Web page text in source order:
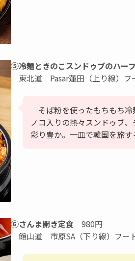
⑤冷麺ときのこスンドゥブのハー
東北道 Pasar蓮田（上り線）フ
そば粉を使ったもちもち冷
ノコ入りの熱々スンドゥブ
彩り豊か。一皿で韓国を旅す
⑥さんま開き定食 980円
館山道 市原SA（下り線）フー